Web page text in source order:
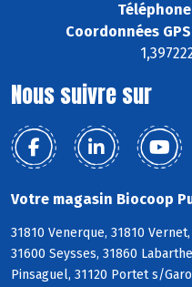
Coordonnées
Nous suivre sur
Votre magasin Biocoop
31810 Venerque, 31810
31600 Seysses, 31860
Pinsaguel, 31120 Portet s/